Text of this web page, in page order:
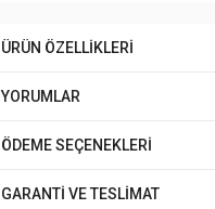
ÜRÜN ÖZELLİKLERİ
YORUMLAR
ÖDEME SEÇENEKLERİ
GARANTİ VE TESLİMAT